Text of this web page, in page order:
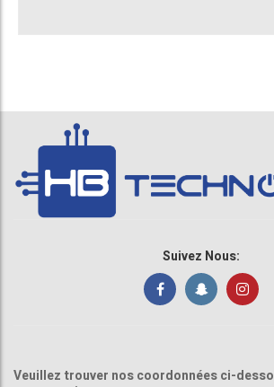
Suivez Nous:
Veuillez trouver nos coordonnées ci-